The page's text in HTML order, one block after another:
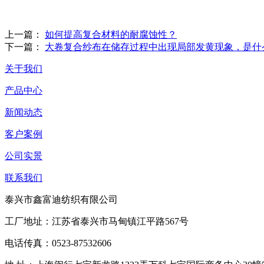
上一篇： 如何提高复合材料的耐腐蚀性？
下一篇： 大卷复合纱布在储存过程中出现局部发黄现象，是什
关于我们
产品中心
新闻动态
客户案例
公司实景
联系我们
泰兴市鑫富迪纺织有限公司
工厂地址：江苏省泰兴市马甸镇江平路567号
电话传真：0523-87532606